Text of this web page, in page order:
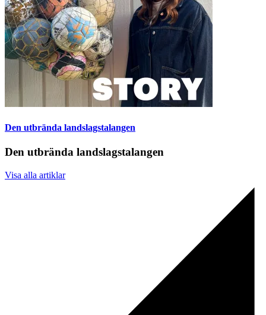
Den utbrända landslagstalangen
Den utbrända landslagstalangen
Visa alla artiklar